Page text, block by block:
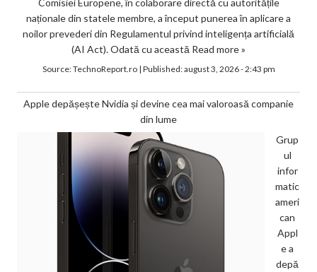
naționale din statele membre, a început punerea în aplicare a
noilor prevederi din Regulamentul privind inteligența artificială
(AI Act). Odată cu această Read more »
Source:TechnoReport.ro| Published:august 3, 2026 - 2:43 pm
Apple depășește Nvidia și devine cea mai valoroasă companie
din lume
Grup
ul
infor
matic
ameri
can
Appl
e a
depă